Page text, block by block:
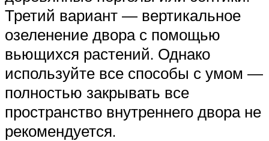
Третий вариант — вертикальное
озеленение двора с помощью
вьющихся растений. Однако
используйте все способы с умом —
полностью закрывать все
пространство внутреннего двора не
рекомендуется.